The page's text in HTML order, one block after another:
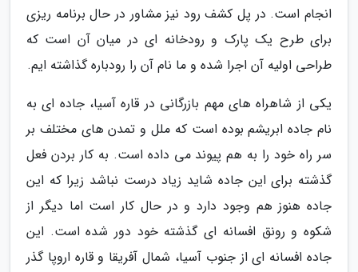
انجام است. در پل کشف رود نیز مشاور در حال برنامه ریزی
برای طرح یک پارک و رودخانه ای در میان آن است که
طراحی اولیه آن اجرا شده و ما نام آن را رودباره گذاشته ایم.
یکی از شاهراه های مهم بازرگانی در قاره آسیا، جاده ای به
نام جاده ابریشم بوده است که ملل و تمدن های مختلف بر
سر راه خود را به هم پیوند می داده است. به کار بردن فعل
گذشته برای این جاده شاید زیاد درست نباشد زیرا که این
جاده هنوز هم وجود دارد و در حال کار است اما دیگر از
شکوه و رونق افسانه ای گذشته خود دور شده است. این
جاده افسانه ای از جنوب آسیا، شمال آفریقا و قاره اروپا گذر